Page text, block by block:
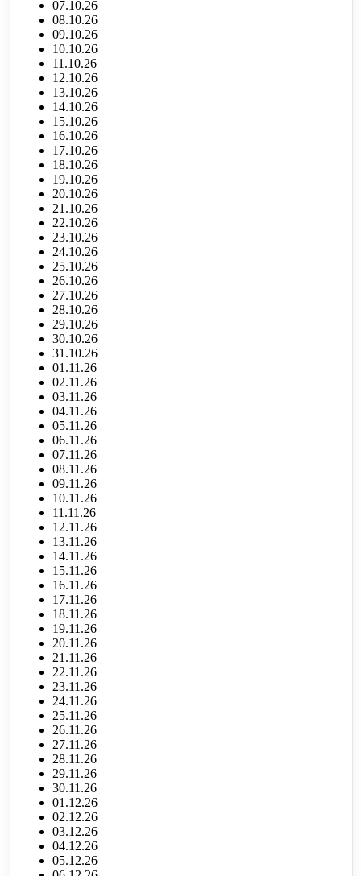
07.10.26
08.10.26
09.10.26
10.10.26
11.10.26
12.10.26
13.10.26
14.10.26
15.10.26
16.10.26
17.10.26
18.10.26
19.10.26
20.10.26
21.10.26
22.10.26
23.10.26
24.10.26
25.10.26
26.10.26
27.10.26
28.10.26
29.10.26
30.10.26
31.10.26
01.11.26
02.11.26
03.11.26
04.11.26
05.11.26
06.11.26
07.11.26
08.11.26
09.11.26
10.11.26
11.11.26
12.11.26
13.11.26
14.11.26
15.11.26
16.11.26
17.11.26
18.11.26
19.11.26
20.11.26
21.11.26
22.11.26
23.11.26
24.11.26
25.11.26
26.11.26
27.11.26
28.11.26
29.11.26
30.11.26
01.12.26
02.12.26
03.12.26
04.12.26
05.12.26